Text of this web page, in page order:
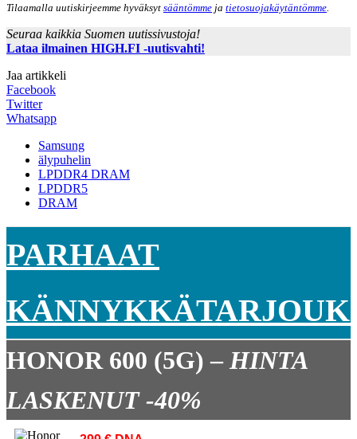
Tilaamalla uutiskirjeemme hyväksyt sääntömme ja tietosuojakäytäntömme
Seuraa kaikkia Suomen uutissivustoja!
Lataa ilmainen HIGH.FI -uutisvahti!
Jaa artikkeli
Facebook
Twitter
Whatsapp
Samsung
älypuhelin
LPDDR4 DRAM
LPDDR5
DRAM
PARHAAT
HONOR 600 (5G) –HINTA
LASKENUT -40%